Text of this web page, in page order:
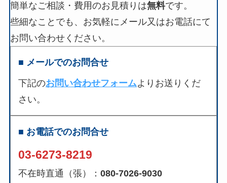
簡単なご相談・費用のお見積りは無料です。
些細なことでも、お気軽にメール又はお電話にて
お問い合わせください。
■ メールでのお問合せ
下記のお問い合わせフォームよりお送りくだ
さい。
■ お電話でのお問合せ
03-6273-8219
不在時直通（張）： 080-7026-9030